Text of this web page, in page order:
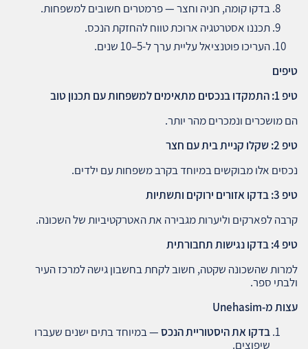
בדקו קומה, חניה וחצר — פרמטרים חשובים למשפחות.
תכננו אסטרטגיה ארוכת טווח להחזקת הנכס.
העריכו פוטנציאל עליית ערך ל-5–10 שנים.
טיפים
טיפ 1: התמקדו בנכסים מתאימים למשפחות עם תכנון טוב
הם מושכרים ונמכרים מהר יותר.
טיפ 2: שקלו קניית בית עם חצר
נכסים אלו מבוקשים במיוחד בקרב משפחות עם ילדים.
טיפ 3: בדקו אזורים ירוקים ותשתיות
קרבה לפארקים וליערות מגבירה את האטרקטיביות של השכונה.
טיפ 4: בדקו נגישות תחבורתית
למרות שהשכונה שקטה, חשוב לקחת בחשבון גישה למרכז העיר
ולבתי ספר.
עצות מ-Unehasim
בדקו את היסטוריית הנכס— במיוחד בתים ישנים שעברו
שיפוצים.